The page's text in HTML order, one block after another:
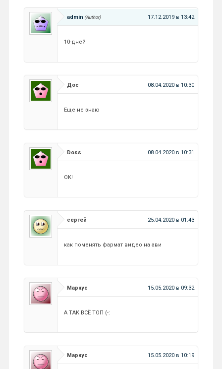
admin 17.12.2019 в 13:42
10-дней
Дос 08.04.2020 в 10:30
Еще не знаю
Doss 08.04.2020 в 10:31
OK!
сергей 25.04.2020 в 01:43
как поменять фармат видео на ави
Маркус 15.05.2020 в 09:32
А ТАК ВСЁ ТОП (-:
Маркус 15.05.2020 в 10:19